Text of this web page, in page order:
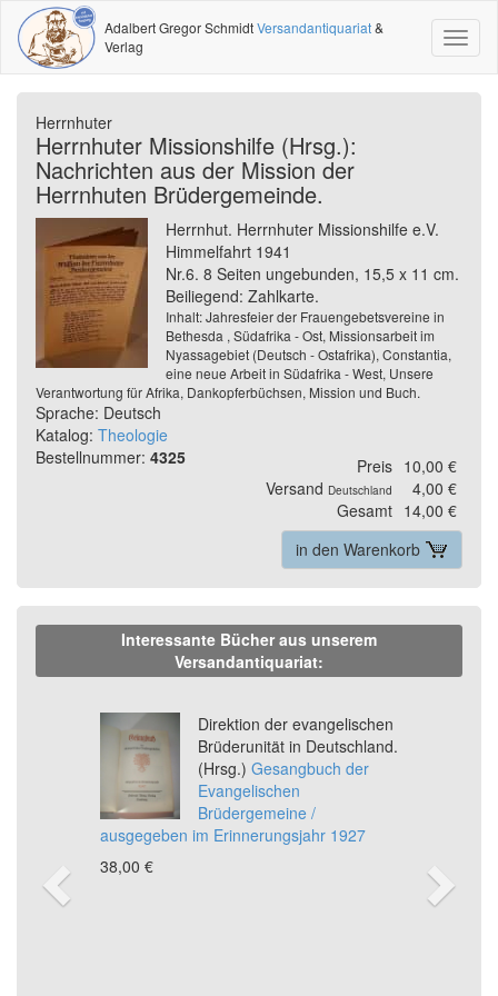
Adalbert Gregor SchmidtVersandantiquariat&
Verlag
Herrnhuter
Herrnhuter Missionshilfe (Hrsg.):
Nachrichten aus der Mission der
Herrnhuten Brüdergemeinde.
Herrnhut. Herrnhuter Missionshilfe e.V.
Himmelfahrt 1941
Nr.6. 8 Seiten ungebunden, 15,5 x 11 cm.
Beiliegend: Zahlkarte.
Inhalt: Jahresfeier der Frauengebetsvereine in
Bethesda , Südafrika - Ost, Missionsarbeit im
Nyassagebiet (Deutsch - Ostafrika), Constantia,
eine neue Arbeit in Südafrika - West, Unsere
Verantwortung für Afrika, Dankopferbüchsen, Mission und Buch.
Sprache: Deutsch
Katalog: Theologie
Bestellnummer: 4325 Preis 10,00 €
Versand Deutschland
4,00 €
Gesamt 14,00 €
in den Warenkorb
Interessante Bücher aus unserem
Versandantiquariat:
Direktion der evangelischen
Brüderunität in Deutschland.
(Hrsg.) Gesangbuch der
Evangelischen
Brüdergemeine /
ausgegeben im Erinnerungsjahr 1927
38,00 €
Previous